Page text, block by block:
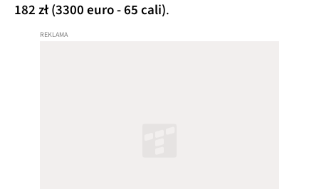
182 zł (3300 euro - 65 cali).